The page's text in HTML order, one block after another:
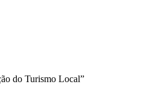
do Turismo Local”